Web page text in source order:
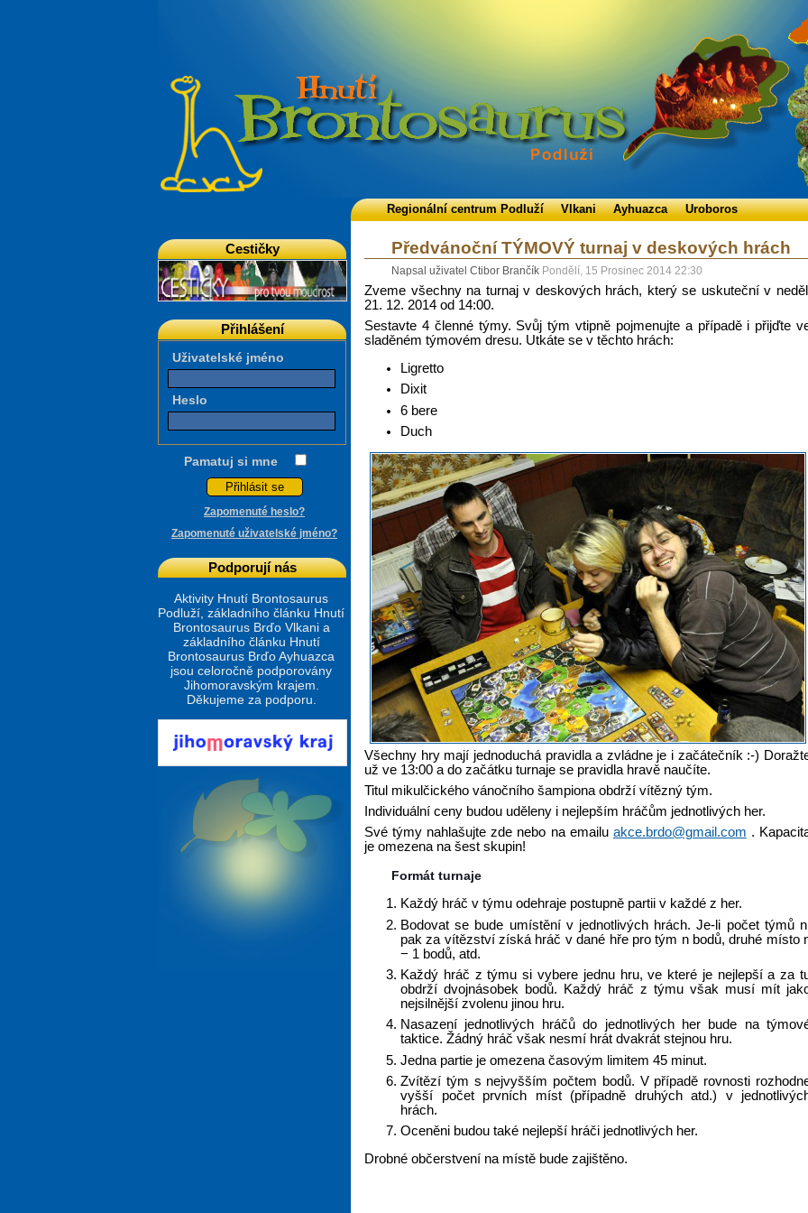
Regionální centrum Podluží Vlkani Ayhuazca Uroboros
Cestičky
Přihlášení
Uživatelské jméno
Heslo
Pamatuj si mne
Zapomenuté heslo?
Zapomenuté uživatelské jméno?
Podporují nás
Aktivity Hnutí Brontosaurus
Podluží, základního článku Hnutí
Brontosaurus Brďo Vlkani a
základního článku Hnutí
Brontosaurus Brďo Ayhuazca
jsou celoročně podporovány
Jihomoravským krajem.
Děkujeme za podporu.
Předvánoční TÝMOVÝ turnaj v deskových hrách
Napsal uživatel Ctibor Brančík Pondělí, 15 Prosinec 2014 22:30
Zveme všechny na turnaj v deskových hrách, který se uskuteční v
21. 12. 2014 od 14:00.
Sestavte 4 členné týmy. Svůj tým vtipně pojmenujte a případě i přijďte
sladěném týmovém dresu. Utkáte se v těchto hrách:
Ligretto
Dixit
6 bere
Duch
Všechny hry mají jednoduchá pravidla a zvládne je i začátečník :-)
už ve 13:00 a do začátku turnaje se pravidla hravě naučíte.
Titul mikulčického vánočního šampiona obdrží vítězný tým.
Individuální ceny budou uděleny i nejlepším hráčům jednotlivých her.
Své týmy nahlašujte zde nebo na emailu akce.brdo@gmail.com .
je omezena na šest skupin!
Formát turnaje
Každý hráč v týmu odehraje postupně partii v každé z her.
Bodovat se bude umístění v jednotlivých hrách. Je-li počet týmů
pak za vítězství získá hráč v dané hře pro tým n bodů, druhé místo
­− 1 bodů, atd.
Každý hráč z týmu si vybere jednu hru, ve které je nejlepší a za
obdrží dvojnásobek bodů. Každý hráč z týmu však musí mít
nejsilnější zvolenu jinou hru.
Nasazení jednotlivých hráčů do jednotlivých her bude na
taktice. Žádný hráč však nesmí hrát dvakrát stejnou hru.
Jedna partie je omezena časovým limitem 45 minut.
Zvítězí tým s nejvyšším počtem bodů. V případě rovnosti
vyšší počet prvních míst (případně druhých atd.) v
hrách.
Oceněni budou také nejlepší hráči jednotlivých her.
Drobné občerstvení na místě bude zajištěno.